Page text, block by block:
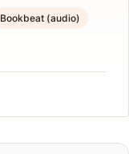
Bookbeat (audio)